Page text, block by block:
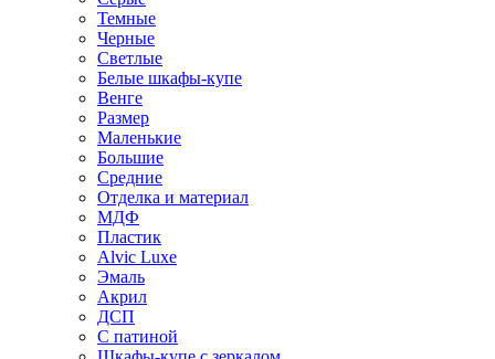
Темные
Черные
Светлые
Белые шкафы-купе
Венге
Размер
Маленькие
Большие
Средние
Отделка и материал
МДФ
Пластик
Alvic Luxe
Эмаль
Акрил
ДСП
С патиной